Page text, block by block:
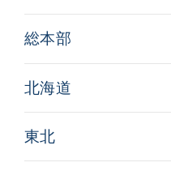
総本部
北海道
東北